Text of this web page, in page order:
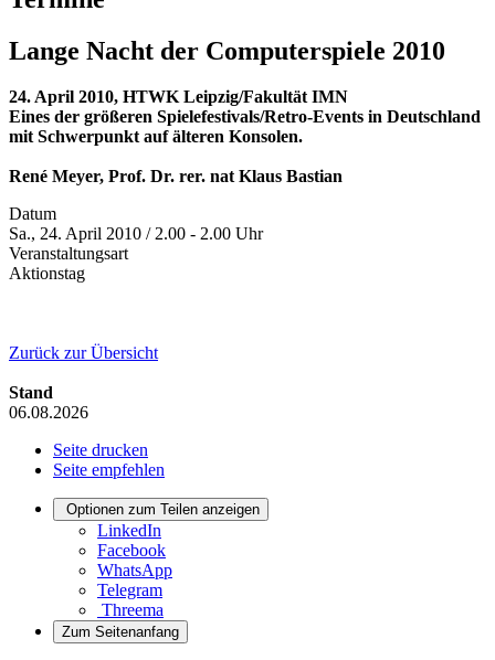
Lange Nacht der Computerspiele 2010
24. April 2010, HTWK Leipzig/Fakultät IMN
Eines der größeren Spielefestivals/Retro-Events in Deutschland
mit Schwerpunkt auf älteren Konsolen.
René Meyer, Prof. Dr. rer. nat Klaus Bastian
Datum
Sa., 24. April 2010 / 2.00 - 2.00 Uhr
Veranstaltungsart
Aktionstag
Zurück zur Übersicht
Stand
06.08.2026
Seite drucken
Seite empfehlen
Optionen zum Teilen anzeigen
LinkedIn
Facebook
WhatsApp
Telegram
Threema
Zum Seitenanfang